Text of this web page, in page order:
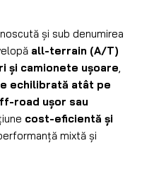
și sub denumirea
all-terrain (A/T)
și camionete ușoare
echilibrată atât pe
road ușor sau
cost-eficientă și
mixtă și